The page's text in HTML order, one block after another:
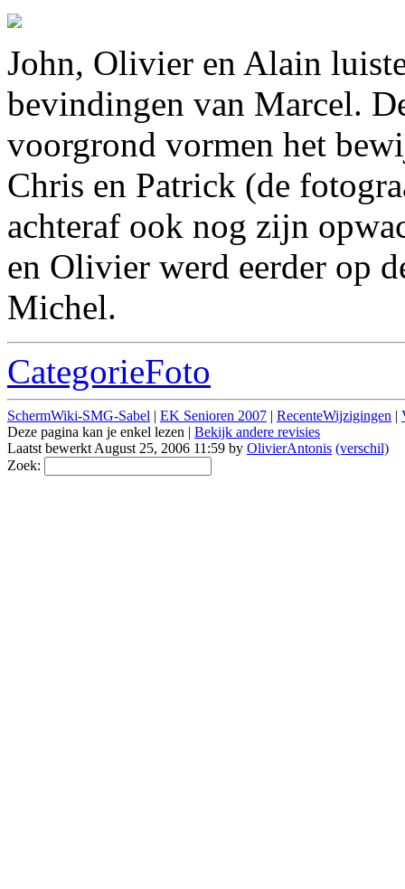
John, Olivier en Alain
bevindingen van Marcel.
voorgrond vormen het
Chris en Patrick (de
achteraf ook nog zijn
en Olivier werd eerder op
Michel.
CategorieFoto
SchermWiki-SMG-Sabel | EK Senioren 2007 | RecenteWijzigingen |
Deze pagina kan je enkel lezen | Bekijk andere revisies
Laatst bewerkt August 25, 2006 11:59 by OlivierAntonis (verschil)
Zoek: